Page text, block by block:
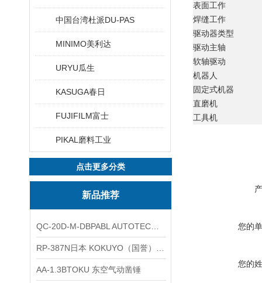
中国台湾杜派DU-PAS
MINIMO美利达
URYU瓜生
KASUGA春日
FUJIFILM富士
PIKAL磨料工业
点击更多分类
新品推荐
AA-1.3BTOKU 东空气动凿锤
表面工作
焊缝工作
驱动器类型
驱动主轴
软轴驱动
机器人
固定式机器
直磨机
工具机
您的
您的